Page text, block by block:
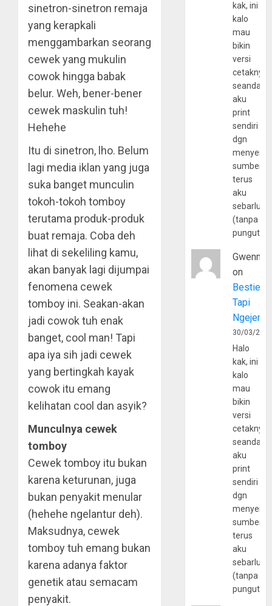
sinetron-sinetron remaja
yang kerapkali
menggambarkan seorang
cewek yang mukulin
cowok hingga babak
belur. Weh, bener-bener
cewek maskulin tuh!
Hehehe
Itu di sinetron, lho. Belum
lagi media iklan yang juga
suka banget munculin
tokoh-tokoh tomboy
terutama produk-produk
buat remaja. Coba deh
lihat di sekeliling kamu,
akan banyak lagi dijumpai
fenomena cewek
tomboy ini. Seakan-akan
jadi cowok tuh enak
banget, cool man! Tapi
apa iya sih jadi cewek
yang bertingkah kayak
cowok itu emang
kelihatan cool dan asyik?
Munculnya cewek
tomboy
Cewek tomboy itu bukan
karena keturunan, juga
bukan penyakit menular
(hehehe ngelantur deh).
Maksudnya, cewek
tomboy tuh emang bukan
karena adanya faktor
genetik atau semacam
penyakit.
kak, ini
kalo
mau
bikin
versi
cetaknya
aku
print
sendiri
dgn
sumber
terus
aku
(tanpa
Gwenny
on
Bestie
Tapi
30/03/
Halo
kak, ini
kalo
mau
bikin
versi
cetaknya
aku
print
sendiri
dgn
sumber
terus
aku
(tanpa